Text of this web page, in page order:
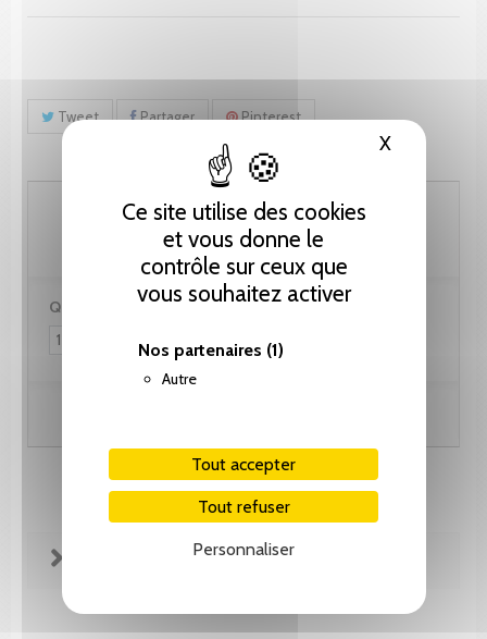
Ce site utilise des cookies
et vous donne le
contrôle sur ceux que
vous souhaitez activer
Nos partenaires (1)
Autre
Tout accepter
Tout refuser
Personnaliser
XMasquer
Tweet Partager Pinterest
287.30 CHF
Quantité :
FICHE TECHNIQUE